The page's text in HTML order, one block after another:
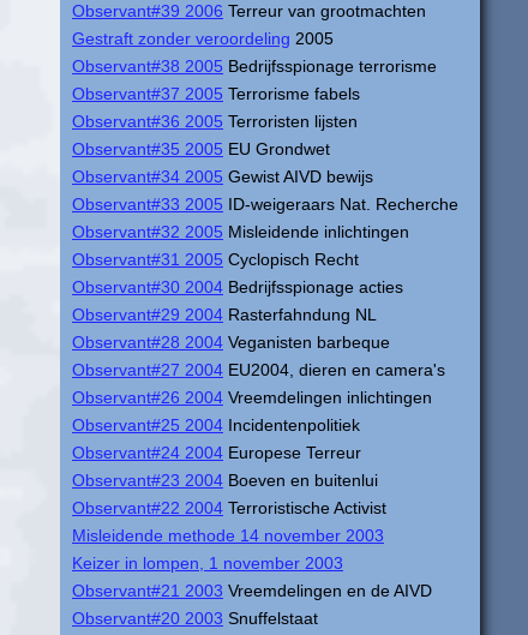
Observant#39 2006 Terreur van grootmachten
Gestraft zonder veroordeling 2005
Observant#38 2005 Bedrijfsspionage terrorisme
Observant#37 2005 Terrorisme fabels
Observant#36 2005 Terroristen lijsten
Observant#35 2005 EU Grondwet
Observant#34 2005 Gewist AIVD bewijs
Observant#33 2005 ID-weigeraars Nat. Recherche
Observant#32 2005 Misleidende inlichtingen
Observant#31 2005 Cyclopisch Recht
Observant#30 2004 Bedrijfsspionage acties
Observant#29 2004 Rasterfahndung NL
Observant#28 2004 Veganisten barbeque
Observant#27 2004 EU2004, dieren en camera's
Observant#26 2004 Vreemdelingen inlichtingen
Observant#25 2004 Incidentenpolitiek
Observant#24 2004 Europese Terreur
Observant#23 2004 Boeven en buitenlui
Observant#22 2004 Terroristische Activist
Misleidende methode 14 november 2003
Keizer in lompen, 1 november 2003
Observant#21 2003 Vreemdelingen en de AIVD
Observant#20 2003 Snuffelstaat